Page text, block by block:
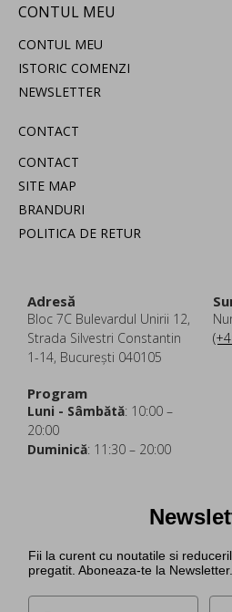
CONTUL MEU
CONTUL MEU
ISTORIC COMENZI
NEWSLETTER
CONTACT
CONTACT
SITE MAP
BRANDURI
POLITICA DE RETUR
Adresă
Bloc 7C Bulevardul Unirii 12,
Strada Silvestri Constantin
1-14, București 040105
Program
Luni - Sâmbătă: 10:00 –
20:00
Duminică: 11:30 – 20:00
Fii la curent cu noutatile si
pregatit. Aboneaza-te la Newsletter.